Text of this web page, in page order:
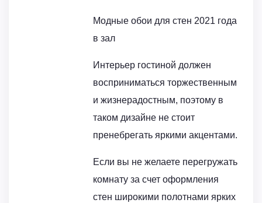
Модные обои для стен 2021 года
в зал
Интерьер гостиной должен
восприниматься торжественным
и жизнерадостным, поэтому в
таком дизайне не стоит
пренебрегать яркими акцентами.
Если вы не желаете перегружать
комнату за счет оформления
стен широкими полотнами ярких